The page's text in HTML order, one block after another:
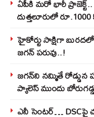
ఏపీకి మరో భారీ ప్రాజెక్ట్..
దుత్తలూరులో
హైకోర్టు సాక్షిగా
జగన్ పరువు..!
జగన్‌ని నమ్మితే రోడ్డున
ప్యాలెస్‌ ముందు
ఎనీ సెంటర్‌… DSCపై